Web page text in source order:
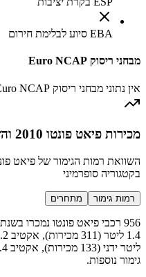
EBA סיוע לבלימת חירום
מבחני ריסוק Euro NCAP
אין נתוני מבחני ריסוק Euro NCAP לדגם זה
מכירות פיאט פונטו 2010 והשוואה למתחרים
בקטגוריה סופרמיני
רמות גימור מתחרים
גימור נוספות.